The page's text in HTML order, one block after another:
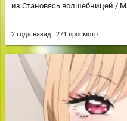
из Становясь волшебницей /
2 года назад 271 просмотр